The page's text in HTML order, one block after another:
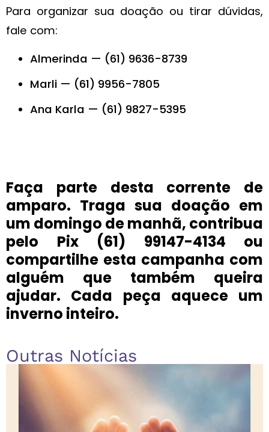
Para organizar sua doação ou tirar dúvidas,
fale com:
Almerinda — (61) 9636-8739
Marli — (61) 9956-7805
Ana Karla — (61) 9827-5395
Faça parte desta corrente de
amparo. Traga sua doação em
um domingo de manhã, contribua
pelo Pix (61) 99147-4134 ou
compartilhe esta campanha com
alguém que também queira
ajudar. Cada peça aquece um
inverno inteiro.
Outras Notícias